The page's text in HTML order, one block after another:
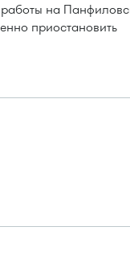
на
приостановить